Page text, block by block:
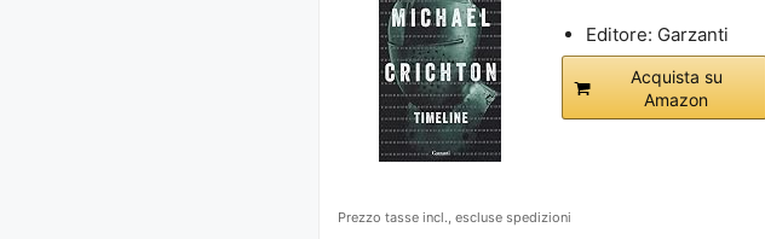
Editore: Garzanti
Acquista su
Amazon
Prezzo tasse incl., escluse spedizioni